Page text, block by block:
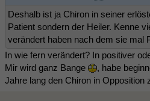
Deshalb ist ja Chiron in seiner
Patient sondern der Heiler. Kenne
verändert haben nach dem sie mal
In wie fern verändert? In positiver
Mir wird ganz Bange
, habe
Jahre lang den Chiron in Opposition